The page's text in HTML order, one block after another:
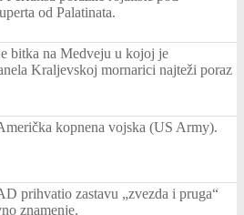
od Palatinata.
bitka na Medveju u kojoj je
Kraljevskoj mornarici najteži poraz
kopnena vojska (US Army).
prihvatio zastavu „zvezda i pruga“
znamenje.